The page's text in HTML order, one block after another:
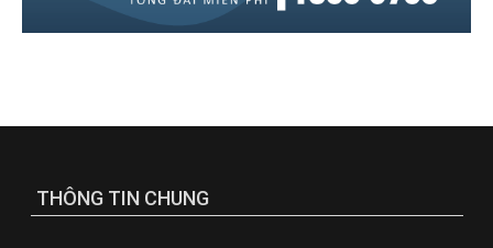
THÔNG TIN CHUNG